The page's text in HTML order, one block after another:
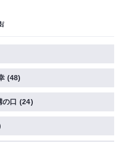
(48)
口 (24)